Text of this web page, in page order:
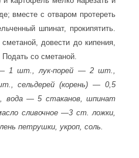
вместе с отваром протереть
шпинат, прокипятить.
довести до кипения,
со сметаной.
1 шт., лук-порей — 2 шт.,
сельдерей (корень) — 0,5
— 5 стаканов, шпинат
сливочное —3 ст. ложки,
петрушки, укроп, соль.